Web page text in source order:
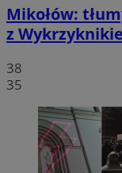
Mikołów:
z
38
35